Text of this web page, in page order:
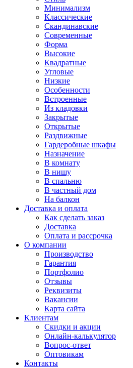
Минимализм
Классические
Скандинавские
Современные
Форма
Высокие
Квадратные
Угловые
Низкие
Особенности
Встроенные
Из кладовки
Закрытые
Открытые
Раздвижные
Гардеробные шкафы
Назначение
В комнату
В нишу
В спальню
В частный дом
На балкон
Доставка и оплата
Как сделать заказ
Доставка
Оплата и рассрочка
О компании
Производство
Гарантия
Портфолио
Отзывы
Реквизиты
Вакансии
Карта сайта
Клиентам
Скидки и акции
Онлайн-калькулятор
Вопрос-ответ
Оптовикам
Контакты